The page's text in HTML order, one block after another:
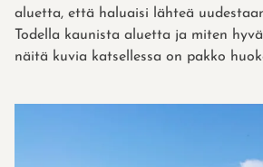
aluetta, että haluaisi lähteä
Todella kaunista aluetta ja miten
näitä kuvia katsellessa on pakko